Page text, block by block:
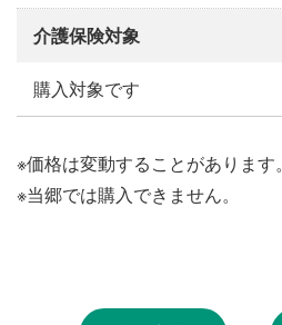
介護保険対象
購入対象です
※価格は変動することがあります。
※当郷では購入できません。